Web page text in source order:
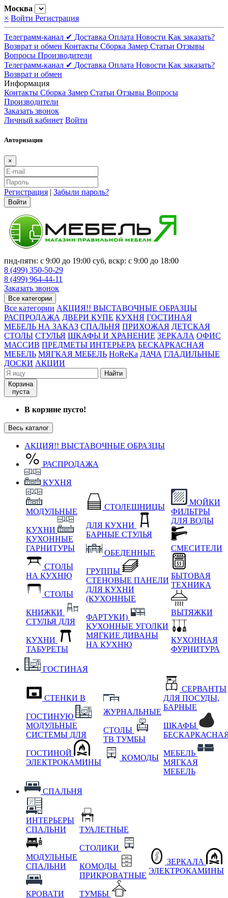
Москва
× Войти Регистрация
Телеграмм-канал ✔ Доставка Оплата Новости Как заказать?
Возврат и обмен Контакты Сборка Замер Статьи Отзывы
Вопросы Производители
Телеграмм-канал ✔ Доставка Оплата Новости Как заказать?
Возврат и обмен
Информация
Контакты Сборка Замер Статьи Отзывы Вопросы
Производители
Заказать звонок
Личный кабинет Войти
Авторизация
×
Регистрация | Забыли пароль?
Войти
пнд-пятн: с 9:00 до 19:00 суб, вскр: с 9:00 до 18:00
8 (499) 350-50-29
8 (499) 964-44-11
Заказать звонок
Все категории
Все категории АКЦИЯ!! ВЫСТАВОЧНЫЕ ОБРАЗЦЫ
РАСПРОДАЖА ДВЕРИ КУПЕ КУХНЯ ГОСТИНАЯ
МЕБЕЛЬ НА ЗАКАЗ СПАЛЬНЯ ПРИХОЖАЯ ДЕТСКАЯ
СТОЛЫ СТУЛЬЯ ШКАФЫ И ХРАНЕНИЕ ЗЕРКАЛА ОФИС
МАССИВ ПРЕДМЕТЫ ИНТЕРЬЕРА БЕСКАРКАСНАЯ
МЕБЕЛЬ МЯГКАЯ МЕБЕЛЬ HoReKa ДАЧА ГЛАДИЛЬНЫЕ
ДОСКИ АКЦИИ
Найти
Корзина
пуста
В корзине пусто!
Весь каталог
АКЦИЯ!! ВЫСТАВОЧНЫЕ ОБРАЗЦЫ
РАСПРОДАЖА
КУХНЯ
МОДУЛЬНЫЕ
КУХНИ
КУХОННЫЕ
ГАРНИТУРЫ
СТОЛЫ
НА КУХНЮ
СТОЛЫ
КНИЖКИ
СТУЛЬЯ ДЛЯ
КУХНИ
ТАБУРЕТЫ
СТОЛЕШНИЦЫ
ДЛЯ КУХНИ
БАРНЫЕ СТУЛЬЯ
ОБЕДЕННЫЕ
ГРУППЫ
СТЕНОВЫЕ ПАНЕЛИ
ДЛЯ КУХНИ
(КУХОННЫЕ
ФАРТУКИ)
КУХОННЫЕ УГОЛКИ
МЯГКИЕ ДИВАНЫ
НА КУХНЮ
МОЙКИ
ФИЛЬТРЫ
ДЛЯ ВОДЫ
СМЕСИТЕЛИ
БЫТОВАЯ
ТЕХНИКА
ВЫТЯЖКИ
КУХОННАЯ
ФУРНИТУРА
ГОСТИНАЯ
СТЕНКИ В
ГОСТИНУЮ
МОДУЛЬНЫЕ
СИСТЕМЫ ДЛЯ
ГОСТИНОЙ
ЭЛЕКТРОКАМИНЫ
ЖУРНАЛЬНЫЕ
СТОЛЫ
ТВ ТУМБЫ
КОМОДЫ
СЕРВАНТЫ
ДЛЯ ПОСУДЫ,
БАРНЫЕ
ШКАФЫ
МЕБЕЛЬ
МЯГКАЯ
МЕБЕЛЬ
СПАЛЬНЯ
ИНТЕРЬЕРЫ
СПАЛЬНИ
МОДУЛЬНЫЕ
СПАЛЬНИ
КРОВАТИ
ТУАЛЕТНЫЕ
СТОЛИКИ
КОМОДЫ
ПРИКРОВАТНЫЕ
ТУМБЫ
ЗЕРКАЛА
ЭЛЕКТРОКАМИНЫ